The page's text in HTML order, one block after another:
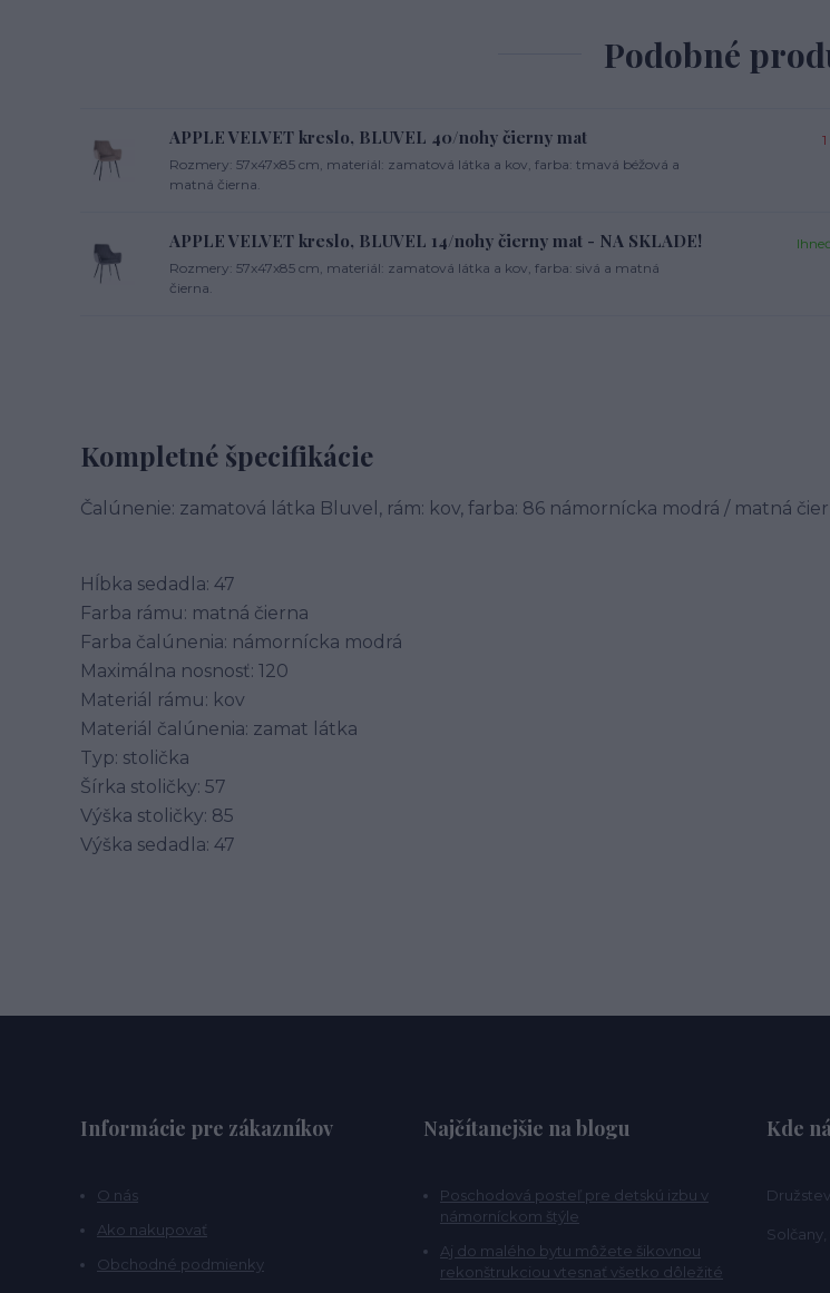
Podobné
APPLE VELVET kreslo, BLUVEL 40/nohy čierny mat
Rozmery: 57x47x85 cm, materiál: zamatová látka a kov, farba: tmavá béžová a
matná čierna.
APPLE VELVET kreslo, BLUVEL 14/nohy čierny mat - NA SKLADE!
Rozmery: 57x47x85 cm, materiál: zamatová látka a kov, farba: sivá a matná
čierna.
Kompletné špecifikácie
Čalúnenie: zamatová látka Bluvel, rám: kov, farba: 86 námornícka modrá / matná
Hĺbka sedadla: 47
Farba rámu: matná čierna
Farba čalúnenia: námornícka modrá
Maximálna nosnosť: 120
Materiál rámu: kov
Materiál čalúnenia: zamat látka
Typ: stolička
Šírka stoličky: 57
Výška stoličky: 85
Výška sedadla: 47
Informácie pre zákazníkov
O nás
Ako nakupovať
Obchodné podmienky
Najčítanejšie na blogu
Poschodová posteľ pre detskú izbu v
námorníckom štýle
Aj do malého bytu môžete šikovnou
rekonštrukciou vtesnať všetko dôležité
Kde
Solčany,